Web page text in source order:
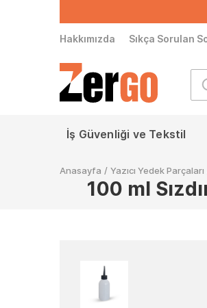
Hakkımızda Sıkça Sorulan
İş Güvenliği ve Tekstil
Anasayfa / Yazıcı Yedek Parçaları
100 ml